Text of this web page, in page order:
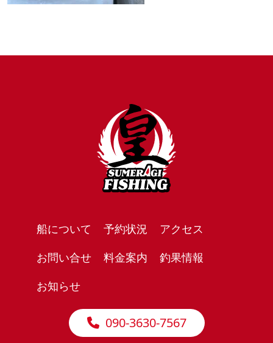
船について 予約状況
アクセス
お問い合せ
料金案内
釣果情報
お知らせ
090-3630-7567